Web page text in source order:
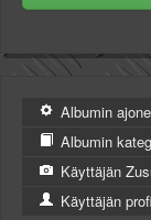
Albumin
Albumin
Käyttäjän
Käyttäjän